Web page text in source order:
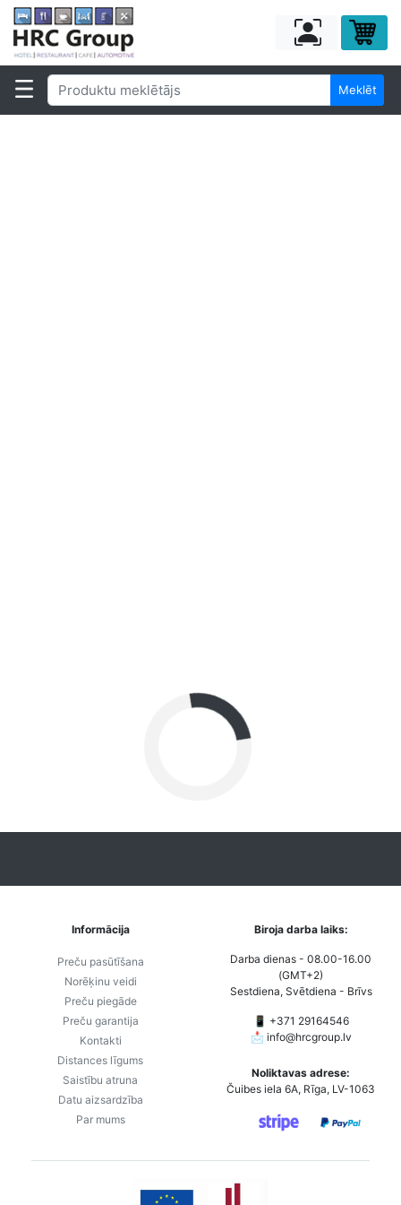
Meklēt
Informācija
Preču pasūtīšana
Norēķinu veidi
Preču piegāde
Preču garantija
Kontakti
Distances līgums
Saistību atruna
Datu aizsardzība
Par mums
Biroja darba laiks:
Darba dienas - 08.00-16.00
(GMT+2)
Sestdiena, Svētdiena - Brīvs
📱 +371 29164546
📩 info@hrcgroup.lv
Noliktavas adrese:
Čuibes iela 6A, Rīga, LV-1063